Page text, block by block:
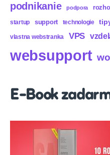
podnikanie podpora
startup support technologie
vlastna webstranka VPS
websupport
E-Book